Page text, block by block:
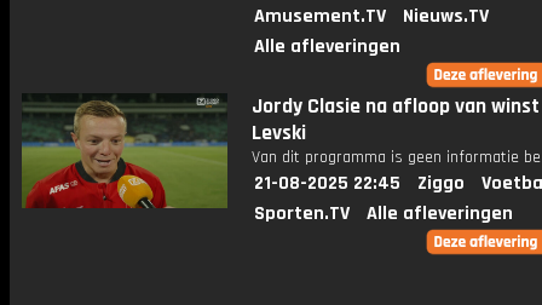
Amusement.TV
Nieuws.TV
Alle afleveringen
Jordy Clasie na afloop van
Levski
Van dit programma is geen informatie
21-08-2025 22:45 Ziggo
Sporten.TV
Alle afleveringen